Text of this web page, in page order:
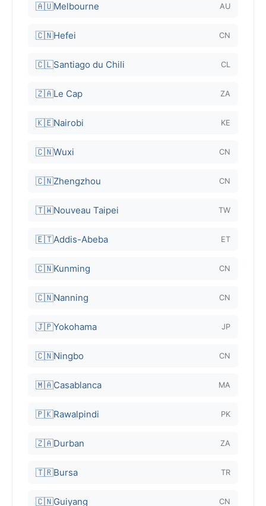
🇦🇺Melbourne AU
🇨🇳Hefei CN
🇨🇱Santiago du Chili CL
🇿🇦Le Cap ZA
🇰🇪Nairobi KE
🇨🇳Wuxi CN
🇨🇳Zhengzhou CN
🇹🇼Nouveau Taipei TW
🇪🇹Addis-Abeba ET
🇨🇳Kunming CN
🇨🇳Nanning CN
🇯🇵Yokohama JP
🇨🇳Ningbo CN
🇲🇦Casablanca MA
🇵🇰Rawalpindi PK
🇿🇦Durban ZA
🇹🇷Bursa TR
🇨🇳Guiyang CN